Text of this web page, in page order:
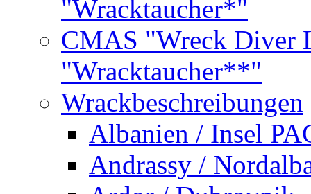
"Wracktaucher*"
CMAS "Wreck Diver
"Wracktaucher**"
Wrackbeschreibungen
Albanien / Insel
Andrassy /